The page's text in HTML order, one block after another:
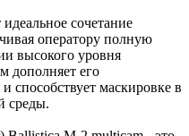
сочетание
оператору полную
высокого уровня
дополняет его
способствует маскировке в
среды.